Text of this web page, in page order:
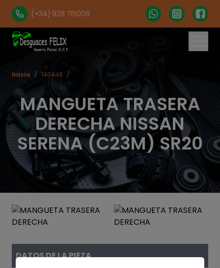
(+34) 928 715008
MANGUETA TRASERA
DERECHA NISSAN
SERENA (C23M) SR20
Inicio / 140448 /
DATOS DE LA PIEZA